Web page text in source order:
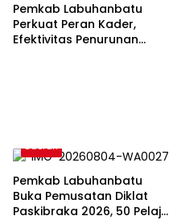
Pemkab Labuhanbatu
Perkuat Peran Kader,
Efektivitas Penurunan
Daerah
Pemkab Labuhanbatu
Buka Pemusatan Diklat
Paskibraka 2026, 50 Pelajar